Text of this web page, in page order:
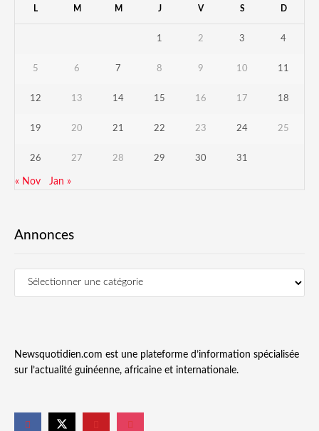
L M M J V S D
1 2 3 4
5 6 7 8 9 10 11
12 13 14 15 16 17 18
19 20 21 22 23 24 25
26 27 28 29 30 31
« Nov Jan »
Annonces
Newsquotidien.com est une plateforme d’information spécialisée
sur l’actualité guinéenne, africaine et internationale.